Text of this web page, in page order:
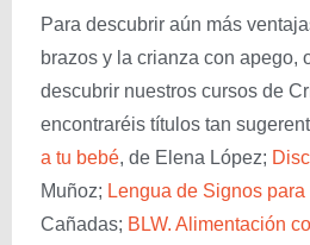
Para descubrir aún más
brazos y la crianza con apego,
descubrir nuestros cursos de
encontraréis títulos tan
a tu bebé, de Elena López;
Muñoz; Lengua de Signos
Cañadas; BLW. Alimentación